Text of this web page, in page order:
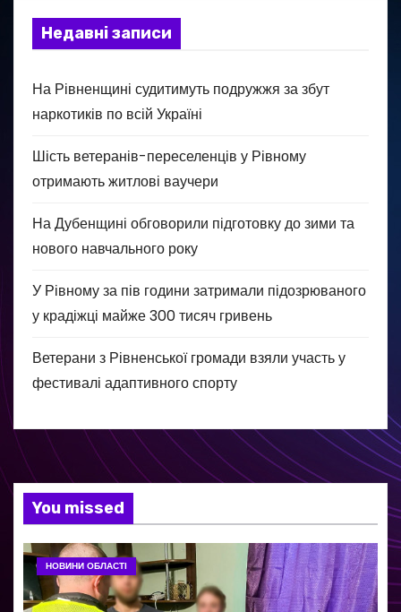
Недавні записи
На Рівненщині судитимуть подружжя за збут
наркотиків по всій Україні
Шість ветеранів-переселенців у Рівному
отримають житлові ваучери
На Дубенщині обговорили підготовку до зими та
нового навчального року
У Рівному за пів години затримали підозрюваного
у крадіжці майже 300 тисяч гривень
Ветерани з Рівненської громади взяли участь у
фестивалі адаптивного спорту
You missed
НОВИНИ ОБЛАСТІ